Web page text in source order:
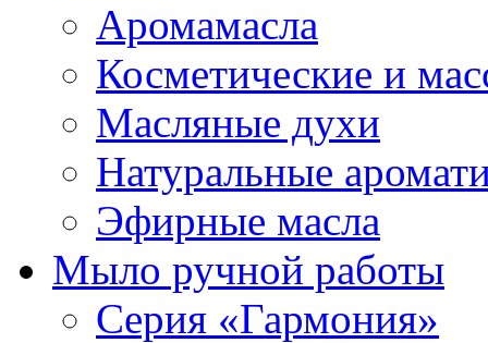
Аромамасла
Косметические и
Масляные духи
Натуральные
Эфирные масла
Мыло ручной работы
Серия «Гармония»